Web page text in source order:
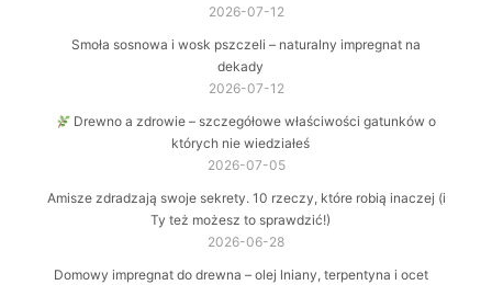
2026-07-12
Smoła sosnowa i wosk pszczeli – naturalny impregnat na
dekady
2026-07-12
Drewno a zdrowie – szczegółowe właściwości gatunków o
których nie wiedziałeś
2026-07-05
Amisze zdradzają swoje sekrety. 10 rzeczy, które robią inaczej (i
Ty też możesz to sprawdzić!)
2026-06-28
Domowy impregnat do drewna – olej lniany, terpentyna i ocet